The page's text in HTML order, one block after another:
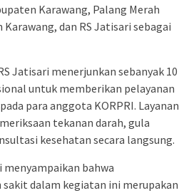
Karawang, Palang Merah
dan RS Jatisari sebagai
Jatisari menerjunkan sebanyak 10
untuk memberikan pelayanan
para anggota KORPRI. Layanan
tekanan darah, gula
kesehatan secara langsung.
menyampaikan bahwa
dalam kegiatan ini merupakan